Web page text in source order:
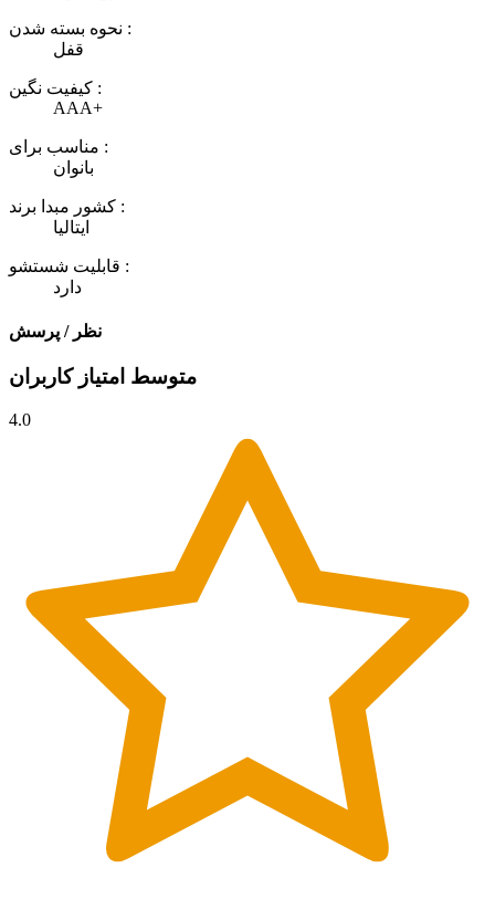
نحوه بسته شدن :
قفل
کیفیت نگین :
AAA+
مناسب برای :
بانوان
کشور مبدا برند :
ایتالیا
قابلیت شستشو :
دارد
نظر / پرسش
متوسط امتیاز کاربران
4.0